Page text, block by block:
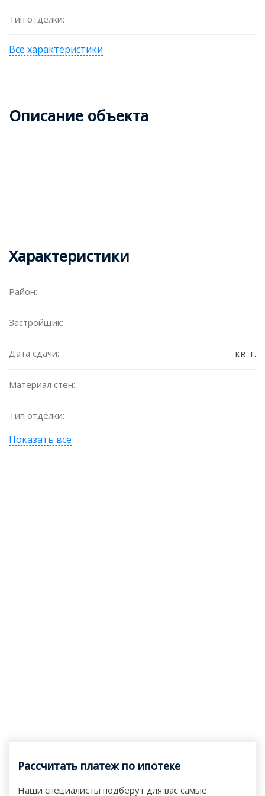
Тип отделки:
Все характеристики
Описание объекта
Характеристики
Район:
Застройщик:
Дата сдачи: кв. г.
Материал стен:
Тип отделки:
Показать все
Рассчитать платеж по ипотеке
Наши специалисты подберут для вас самые